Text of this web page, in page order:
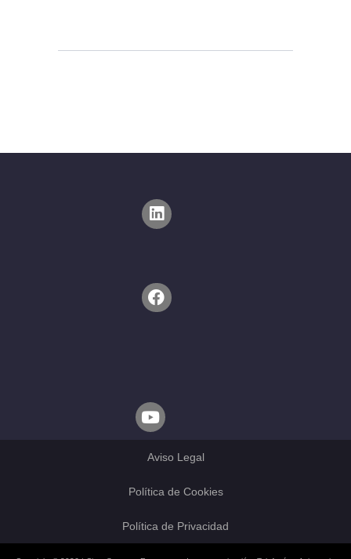
Aviso Legal
Política de Cookies
Política de Privacidad